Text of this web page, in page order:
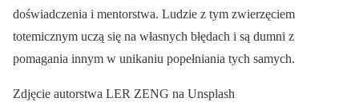
doświadczenia i mentorstwa. Ludzie z tym zwierzęciem
totemicznym uczą się na własnych błędach i są dumni z
pomagania innym w unikaniu popełniania tych samych.
Zdjęcie autorstwa LER ZENG na Unsplash